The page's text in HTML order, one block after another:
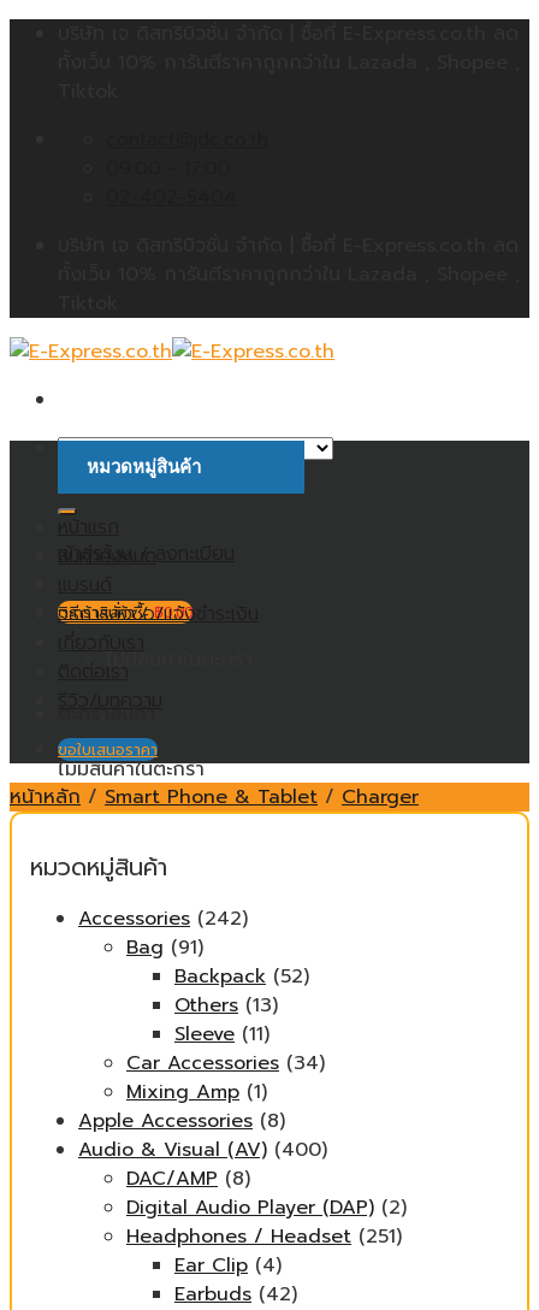
ค้นหา:
ตะกร้าสินค้า /฿0.00
ไม่มีสินค้าในตะกร้า
หมวดหมู่สินค้า
วิธีการสั่งซื้อ/แจ้งชำระเงิน
ติดต่อเรา
ขอใบเสนอราคา
หน้าหลัก / Smart Phone & Tablet / Charger
หมวดหมู่สินค้า
Accessories (242)
Bag (91)
Backpack (52)
Others (13)
Sleeve (11)
Car Accessories (34)
Mixing Amp (1)
Apple Accessories (8)
Audio & Visual (AV) (400)
DAC/AMP (8)
Digital Audio Player (DAP) (2)
Headphones / Headset (251)
Ear Clip (4)
Earbuds (42)